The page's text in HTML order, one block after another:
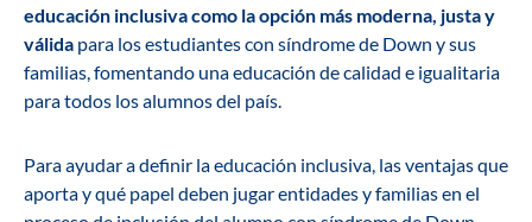
educación inclusiva como la opción más moderna, justa y
válida para los estudiantes con síndrome de Down y sus
familias, fomentando una educación de calidad e igualitaria
para todos los alumnos del país.
Para ayudar a definir la educación inclusiva, las ventajas que
aporta y qué papel deben jugar entidades y familias en el